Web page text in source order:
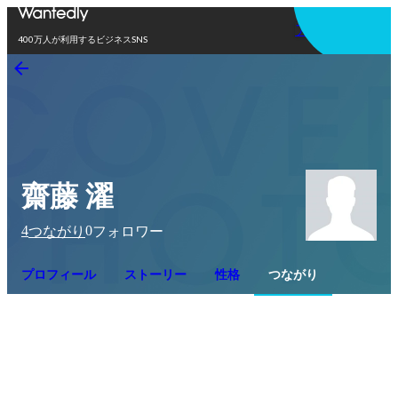
400万人が利用するビジネスSNS
アプリを使う
齋藤 濯
4つながり 0フォロワー
プロフィール ストーリー 性格 つながり